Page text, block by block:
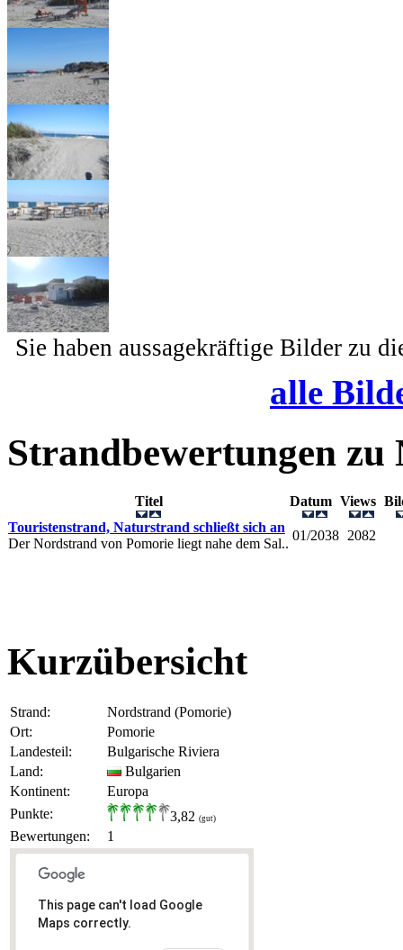
Sie haben aussagekräftige Bilder zu
alle
Strandbewertungen zu
Titel Datum Views
Touristenstrand, Naturstrand schließt sich an
Der Nordstrand von Pomorie liegt nahe dem Sal..
01/2038 2082
Kurzübersicht
Strand:
Nordstrand (Pomorie)
Ort:
Pomorie
Landesteil:
Bulgarische Riviera
Land:
Bulgarien
Kontinent:
Europa
Punkte:
3,82 (gut)
Bewertungen: 1
This page can't load Google
Maps correctly.